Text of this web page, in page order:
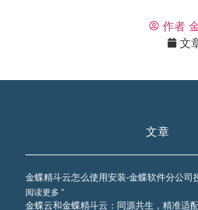
作者
文
文章
金蝶精斗云怎么使用安装-金蝶软件分公司
阅读更多 ”
金蝶云和金蝶精斗云：同源共生，精准适